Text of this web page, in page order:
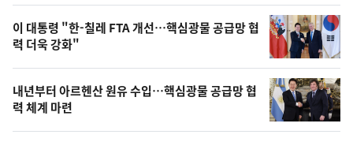
오
늘
의
사
진
이 대통령 "한-칠레 FTA 개선…핵심광물 공급망 협
력 더욱 강화"
내년부터 아르헨산 원유 수입…핵심광물 공급망 협
력 체계 마련